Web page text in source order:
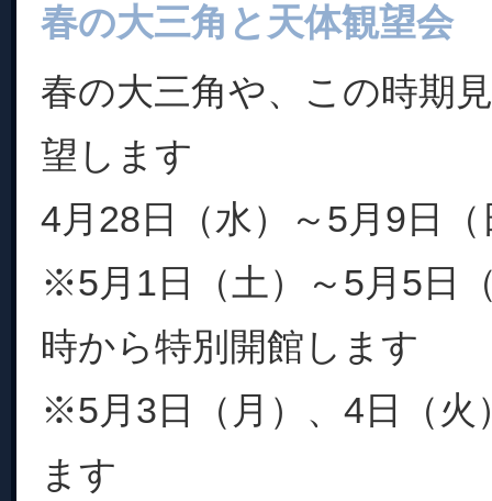
春の大三角と天体観望会
春の大三角や、この時期
望します
4月28日（水）～5月9日（
※5月1日（土）～5月5日
時から特別開館します
※5月3日（月）、4日（火
ます